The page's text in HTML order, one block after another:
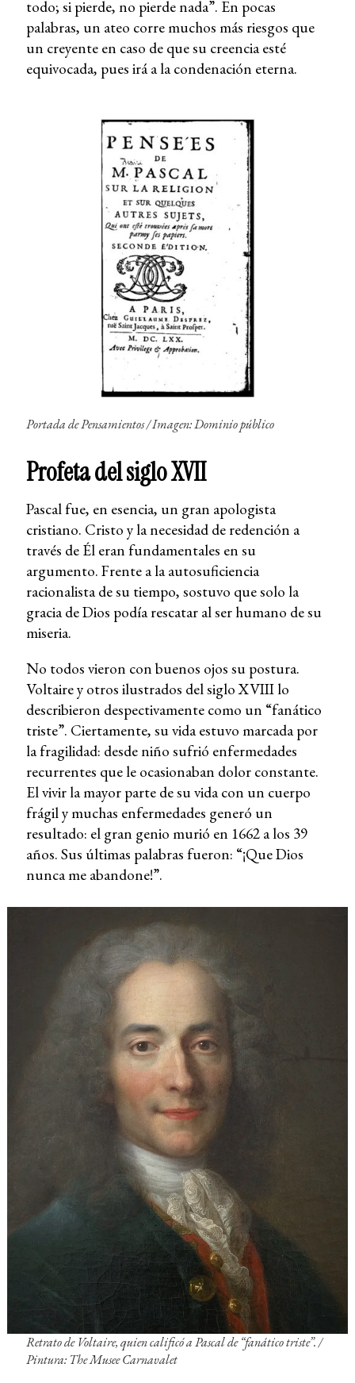
todo; si pierde, no pierde nada”. En pocas
palabras, un ateo corre muchos más riesgos que
un creyente en caso de que su creencia esté
equivocada, pues irá a la condenación eterna.
Portada dePensamientos/ Imagen: Dominio público
Profeta del siglo XVII
Pascal fue, en esencia, un gran apologista
cristiano. Cristo y la necesidad de redención a
través de Él eran fundamentales en su
argumento. Frente a la autosuficiencia
racionalista de su tiempo, sostuvo que solo la
gracia de Dios podía rescatar al ser humano de su
miseria.
No todos vieron con buenos ojos su postura.
Voltaire y otros ilustrados del siglo XVIII lo
describieron despectivamente como un “fanático
triste”. Ciertamente, su vida estuvo marcada por
la fragilidad: desde niño sufrió enfermedades
recurrentes que le ocasionaban dolor constante.
El vivir la mayor parte de su vida con un cuerpo
frágil y muchas enfermedades generó un
resultado: el gran genio murió en 1662 a los 39
años. Sus últimas palabras fueron: “¡Que Dios
nunca me abandone!”.
Retrato de Voltaire, quien calificó a Pascal de “fanático triste”. /
Pintura: The Musee Carnavalet